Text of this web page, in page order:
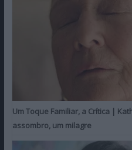
Um Toque Familiar, a Crítica |
assombro, um milagre